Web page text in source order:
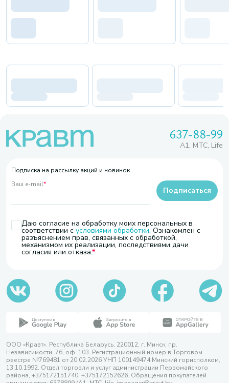
637-88-99
A1, МТС, Life
Подписка на рассылку акций и новинок
Ваш e-mail*
Даю согласие на обработку моих персональных в
соответствии с условиями обработки. Ознакомлен с
разъяснением прав, связанных с обработкой,
механизмом их реализации, последствиями дачи
согласия или отказа.
Подписаться
ООО «Кравт». Республика Беларусь, 220012, г. Минск, пр.
Независимости, 76, оф. 103. Регистрационный номер в Торговом
реестре №769481 от 20.02.2026 УНП 100149474 Минский горисполком,
13.10.1992. Отдел торговли и услуг администрации Первомайского
района, +375172151740; +375172152626. Обращения покупателей